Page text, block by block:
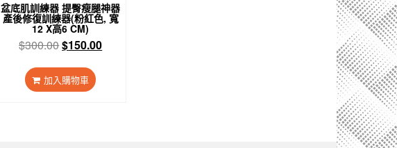
盆底肌訓練器 提臀瘦腿神器
產後修復訓練器(粉紅色, 寬
12 X高6 CM)
$300.00原
價
格：
$150.00目
加入購物車